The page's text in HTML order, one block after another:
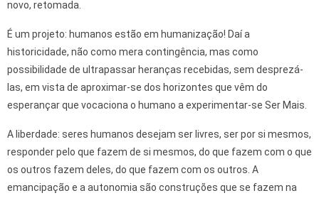
novo, retomada.
É um projeto: humanos estão em humanização! Daí a
historicidade, não como mera contingência, mas como
possibilidade de ultrapassar heranças recebidas, sem desprezá-
las, em vista de aproximar-se dos horizontes que vêm do
esperançar que vocaciona o humano a experimentar-se Ser Mais.
A liberdade: seres humanos desejam ser livres, ser por si mesmos,
responder pelo que fazem de si mesmos, do que fazem com o que
os outros fazem deles, do que fazem com os outros. A
emancipação e a autonomia são construções que se fazem na